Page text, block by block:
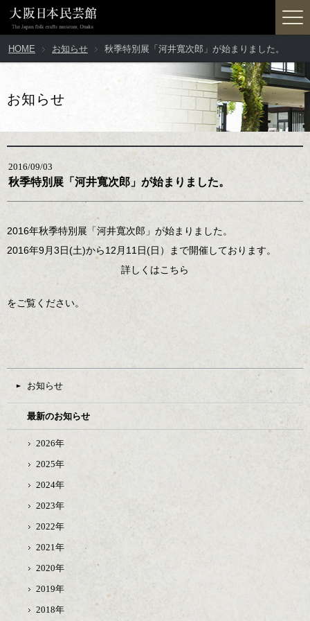
HOME お知らせ 秋季特別展「河井寬次郎」が始まりました。
お知らせ
2016/09/03
秋季特別展「河井寬次郎」が始まりました。
2016年秋季特別展「河井寬次郎」が始まりました。
2016年9月3日(土)から12月11日(日）まで開催しております。
詳しくはこちら
をご覧ください。
お知らせ
最新のお知らせ
2026年
2025年
2024年
2023年
2022年
2021年
2020年
2019年
2018年